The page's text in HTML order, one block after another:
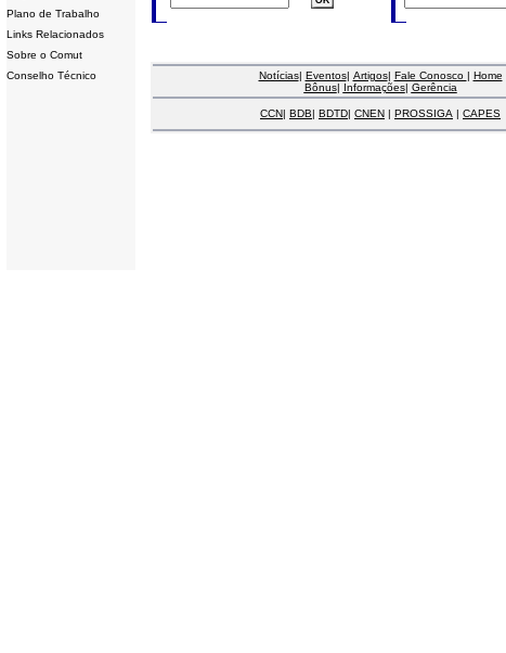
Plano de Trabalho
Links Relacionados
Sobre o Comut
Conselho Técnico
Notícias| Eventos| Artigos| Fale Conosco | Home
Bônus| Informações| Gerência
CCN| BDB| BDTD| CNEN | PROSSIGA | CAPES